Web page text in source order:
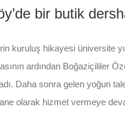
bir butik
kuruluş hikayesi üniversite
ardından Boğaziçililer
Daha sonra gelen yoğun
olarak hizmet vermeye